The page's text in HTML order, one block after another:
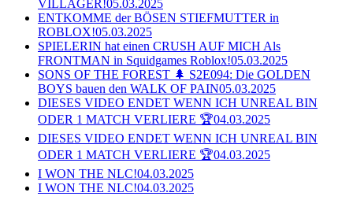
VILLAGER!05.03.2025
ENTKOMME der BÖSEN STIEFMUTTER in
ROBLOX!05.03.2025
SPIELERIN hat einen CRUSH AUF MICH Als
FRONTMAN in Squidgames Roblox!05.03.2025
SONS OF THE FOREST 🌲 S2E094: Die GOLDEN
BOYS bauen den WALK OF PAIN05.03.2025
DIESES VIDEO ENDET WENN ICH UNREAL BIN
ODER 1 MATCH VERLIERE 🏆04.03.2025
DIESES VIDEO ENDET WENN ICH UNREAL BIN
ODER 1 MATCH VERLIERE 🏆04.03.2025
I WON THE NLC!04.03.2025
I WON THE NLC!04.03.2025